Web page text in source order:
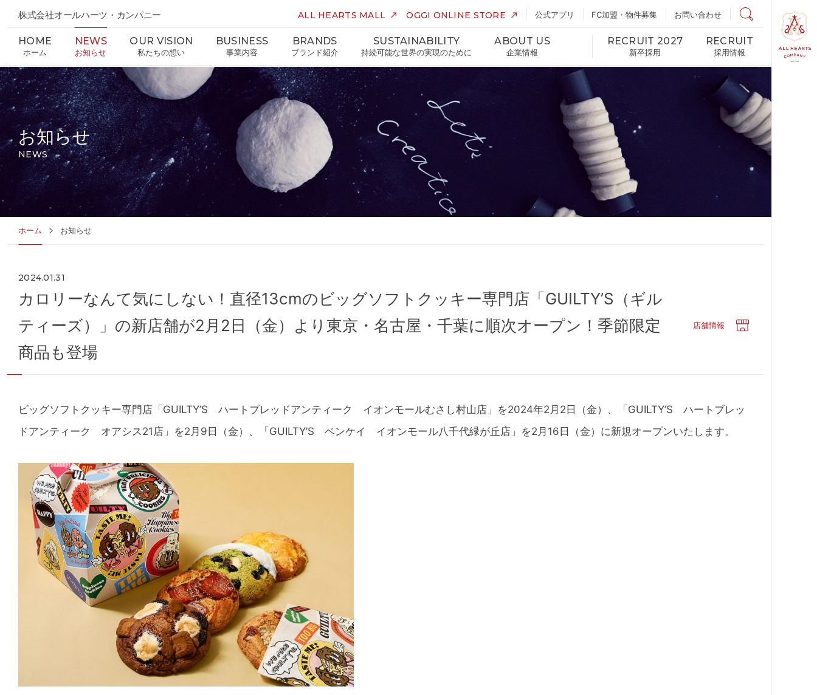
株式会社オールハーツ・カンパニー ALL HEARTS MALL OGGI ONLINE STORE 公式アプリ FC加盟・物件募集 お問い合わせ
店舗検索
HOME
ホーム
NEWS
お知らせ
OUR VISION
私たちの想い
BUSINESS
事業内容
BRANDS
ブランド紹介
SUSTAINABILITY
持続可能な世界の実現のために
ABOUT US
企業情報
RECRUIT 2027
新卒採用
RECRUIT
採用情報
お知らせ
NEWS
ホーム お知らせ
2024.01.31
カロリーなんて気にしない！直径13cmのビッグソフトクッキー専門店「GUILTY’S（ギル
ティーズ）」の新店舗が2月2日（金）より東京・名古屋・千葉に順次オープン！季節限定
商品も登場
店舗情報
ビッグソフトクッキー専門店「GUILTY’S ハートブレッドアンティーク イオンモールむさし村山店」を2024年2月2日（金）、「GUILTY’S ハートブレッ
ドアンティーク オアシス21店」を2月9日（金）、「GUILTY’S ベンケイ イオンモール八千代緑が丘店」を2月16日（金）に新規オープンいたします。